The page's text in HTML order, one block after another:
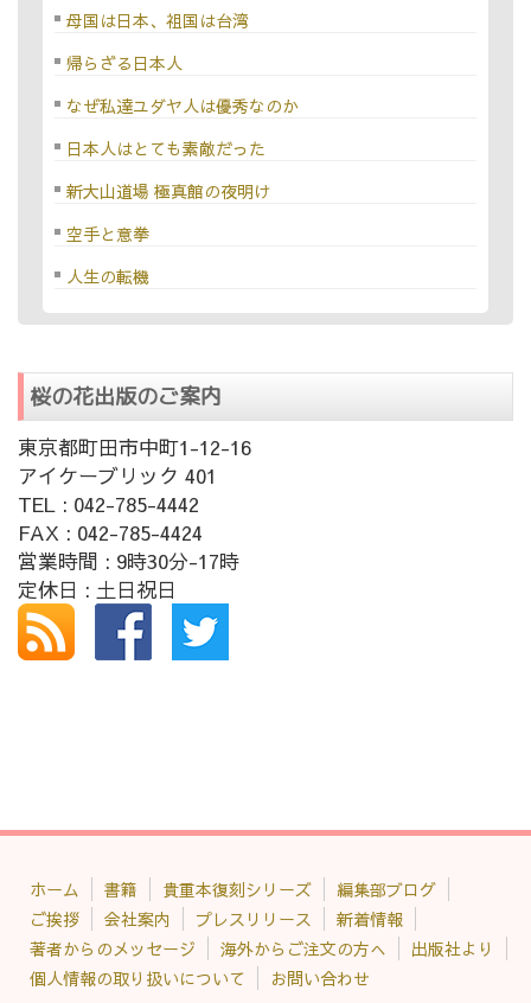
母国は日本、祖国は台湾
帰らざる日本人
なぜ私達ユダヤ人は優秀なのか
日本人はとても素敵だった
新大山道場 極真館の夜明け
空手と意拳
人生の転機
桜の花出版のご案内
東京都町田市中町1-12-16
アイケーブリック 401
TEL : 042-785-4442
FAX : 042-785-4424
営業時間 : 9時30分-17時
定休日 : 土日祝日
ホーム 書籍 貴重本復刻シリーズ
編集部ブログ
ご挨拶
会社案内 プレスリリース
新着情報
著者からのメッセージ
海外からご注文の方へ
出版社より
個人情報の取り扱いについて
お問い合わせ